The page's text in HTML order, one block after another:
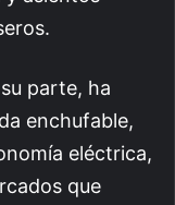
parte, ha
enchufable,
eléctrica,
que